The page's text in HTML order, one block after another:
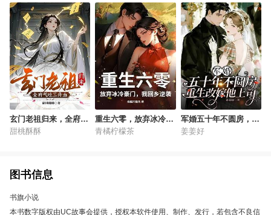
玄门老祖归来，全府气
吐三升血
甜桃酥酥
重生六零，放弃冰冷豪
门，我回乡逆袭
青橘柠檬茶
军婚五十年不圆房，重
生改嫁他上司
姜姜好
图书信息
书旗小说
本书数字版权由UC故事会提供，授权本软件使用、制作、发行，若包含不良信